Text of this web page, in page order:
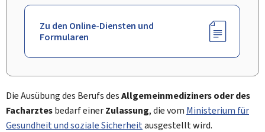
Zu den Online-Diensten und
Formularen
Die Ausübung des Berufs desAllgemeinmediziners oder des
Facharztesbedarf einerZulassung, die vom Ministerium für
Gesundheit und soziale Sicherheitausgestellt wird.